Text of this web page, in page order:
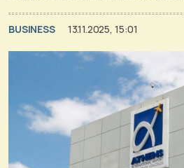
BUSINESS 13.11.2025, 15:01